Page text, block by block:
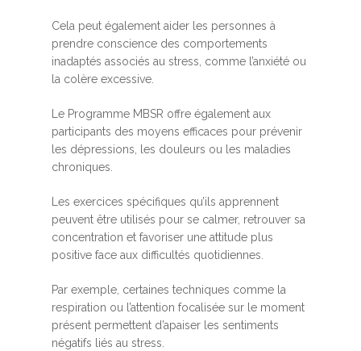
Cela peut également aider les personnes à
prendre conscience des comportements
inadaptés associés au stress, comme l’anxiété ou
la colère excessive.
Le Programme MBSR offre également aux
participants des moyens efficaces pour prévenir
les dépressions, les douleurs ou les maladies
chroniques.
Les exercices spécifiques qu’ils apprennent
peuvent être utilisés pour se calmer, retrouver sa
concentration et favoriser une attitude plus
positive face aux difficultés quotidiennes.
Par exemple, certaines techniques comme la
respiration ou l’attention focalisée sur le moment
présent permettent d’apaiser les sentiments
négatifs liés au stress.